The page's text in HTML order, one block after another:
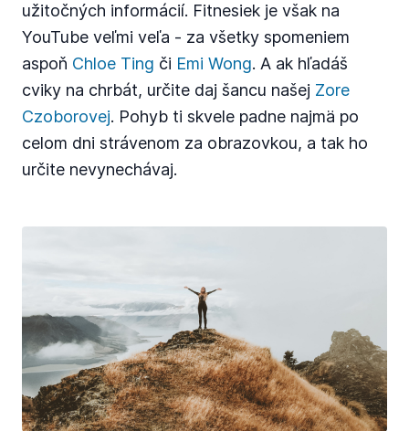
užitočných informácií. Fitnesiek je však na
YouTube veľmi veľa - za všetky spomeniem
aspoň Chloe Ting či Emi Wong. A ak hľadáš
cviky na chrbát, určite daj šancu našej Zore
Czoborovej. Pohyb ti skvele padne najmä po
celom dni strávenom za obrazovkou, a tak ho
určite nevynechávaj.